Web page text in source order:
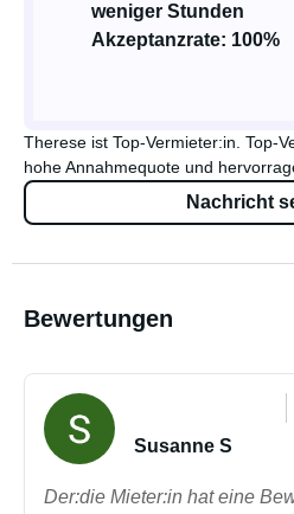
weniger Stunden
Akzeptanzrate: 100%
Therese ist Top-Vermieter:in. Top-
hohe Annahmequote und
Nachricht
Bewertungen
Susanne S
Der:die Mieter:in hat eine